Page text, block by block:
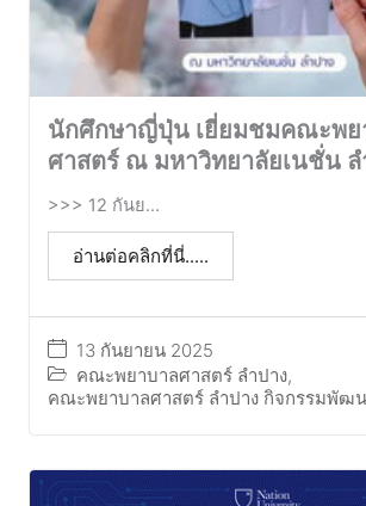
นักศึกษาญี่ปุ่น เยี่ยมชมคณะพย
ศาสตร์ ณ มหาวิทยาลัยเนชั่น ล
13 กันยายน 2025
คณะพยาบาลศาสตร์ ลำปาง,
คณะพยาบาลศาสตร์ ลำปาง กิจกรรมพั
>>> 12 กันย...
อ่านต่อคลิกที่นี่.....